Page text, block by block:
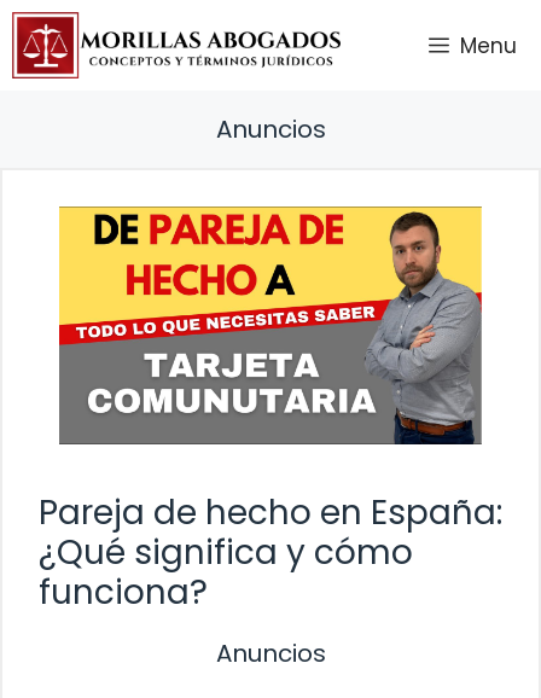
Saltar
contenido
Menu
Anuncios
Pareja de hecho en España:
¿Qué significa y cómo
funciona?
Anuncios